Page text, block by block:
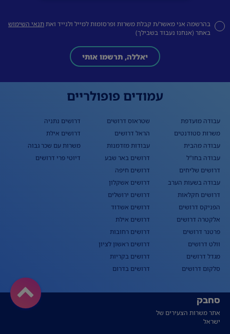
בהרשמה אני מאשר/ת קבלת משרות ופרסומות למייל ולנייד ואתתנאי השימוש
באתר (אנחנו נעבוד בשבילך)
יאללה, תרשמו אותי
עמודים פופולריים
עבודה מועדפת
משרות סטודנטים
עבודה מהבית
עבודה בחו"ל
דרושים שליחים
עבודה בשעות הערב
דרושים חקלאות
הפניקס דרושים
אלקטרה דרושים
פרטנר דרושים
וולט דרושים
מגדל דרושים
סלקום דרושים
שטראוס דרושים
הראל דרושים
עבודות מזדמנות
דרושים באר שבע
דרושים חיפה
דרושים אשקלון
דרושים ירושלים
דרושים אשדוד
דרושים אילת
דרושים רחובות
דרושים ראשון לציון
דרושים בקריות
דרושים בדרום
דרושים נתניה
דרושים אילת
משרות עם שכר גבוה
דיוטי פרי דרושים
סחבק
אתר משרות הצעירים של
ישראל